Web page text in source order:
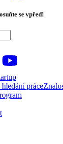
se vpřed!
práce